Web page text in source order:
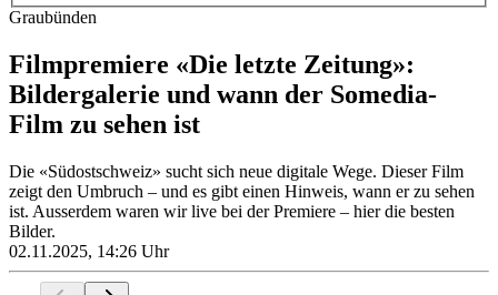
Graubünden
Filmpremiere «Die letzte Zeitung»:
Bildergalerie und wann der Somedia-
Film zu sehen ist
Die «Südostschweiz» sucht sich neue digitale Wege. Dieser Film
zeigt den Umbruch – und es gibt einen Hinweis, wann er zu sehen
ist. Ausserdem waren wir live bei der Premiere – hier die besten
Bilder.
02.11.2025, 14:26 Uhr